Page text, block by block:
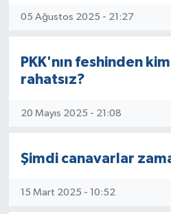
05 Ağustos 2025 - 21:27
PKK'nın feshinden
rahatsız?
20 Mayıs 2025 - 21:08
Şimdi canavarlar
15 Mart 2025 - 10:52